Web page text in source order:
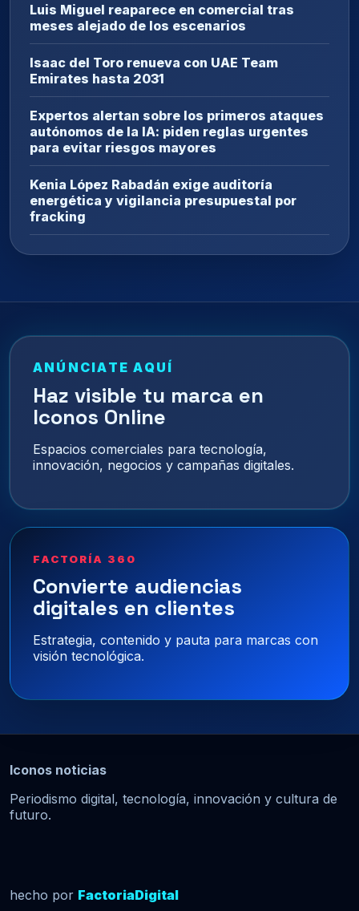
Luis Miguel reaparece en comercial tras
meses alejado de los escenarios
Isaac del Toro renueva con UAE Team
Emirates hasta 2031
Expertos alertan sobre los primeros ataques
autónomos de la IA: piden reglas urgentes
para evitar riesgos mayores
Kenia López Rabadán exige auditoría
energética y vigilancia presupuestal por
fracking
ANÚNCIATE AQUÍ
Haz visible tu marca en
Iconos Online
Espacios comerciales para tecnología,
innovación, negocios y campañas digitales.
FACTORÍA 360
Convierte audiencias
digitales en clientes
Estrategia, contenido y pauta para marcas con
visión tecnológica.
Iconos noticias
Periodismo digital, tecnología, innovación y cultura de
futuro.
hecho por FactoriaDigital